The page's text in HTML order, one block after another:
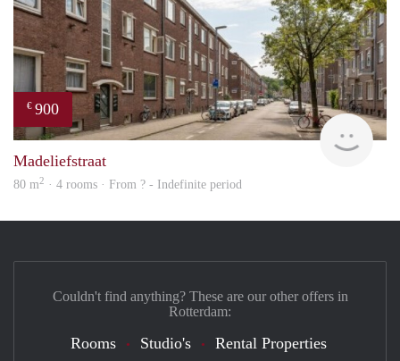
€ 900
Madeliefstraat
80 m2 · 4 rooms · From ? - Indefinite period
Couldn't find anything? These are our other offers in
Rotterdam:
Rooms Studio's Rental Properties